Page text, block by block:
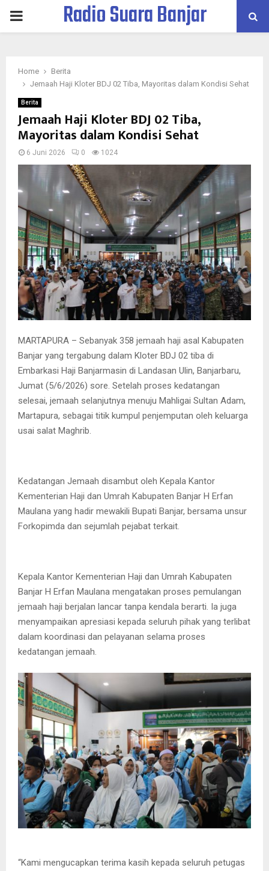
PRIMARYRadio Suara Banjar
Home
Berita
Jemaah Haji Kloter BDJ 02 Tiba, Mayoritas dalam Kondisi Sehat
Berita
Jemaah Haji Kloter BDJ 02 Tiba,
Mayoritas dalam Kondisi Sehat
6 Juni 2026 0 1024
MARTAPURA – Sebanyak 358 jemaah haji asal Kabupaten
Banjar yang tergabung dalam Kloter BDJ 02 tiba di
Embarkasi Haji Banjarmasin di Landasan Ulin, Banjarbaru,
Jumat (5/6/2026) sore. Setelah proses kedatangan
selesai, jemaah selanjutnya menuju Mahligai Sultan Adam,
Martapura, sebagai titik kumpul penjemputan oleh keluarga
usai salat Maghrib.
Kedatangan Jemaah disambut oleh Kepala Kantor
Kementerian Haji dan Umrah Kabupaten Banjar H Erfan
Maulana yang hadir mewakili Bupati Banjar, bersama unsur
Forkopimda dan sejumlah pejabat terkait.
Kepala Kantor Kementerian Haji dan Umrah Kabupaten
Banjar H Erfan Maulana mengatakan proses pemulangan
jemaah haji berjalan lancar tanpa kendala berarti. Ia juga
menyampaikan apresiasi kepada seluruh pihak yang terlibat
dalam koordinasi dan pelayanan selama proses
kedatangan jemaah.
“Kami mengucapkan terima kasih kepada seluruh petugas